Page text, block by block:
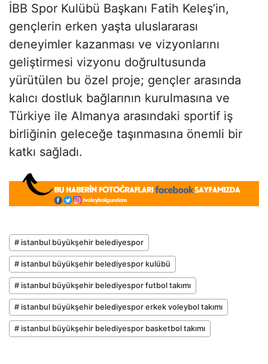
İBB Spor Kulübü Başkanı Fatih Keleş’in,
gençlerin erken yaşta uluslararası
deneyimler kazanması ve vizyonlarını
geliştirmesi vizyonu doğrultusunda
yürütülen bu özel proje; gençler arasında
kalıcı dostluk bağlarının kurulmasına ve
Türkiye ile Almanya arasındaki sportif iş
birliğinin geleceğe taşınmasına önemli bir
katkı sağladı.
# istanbul büyükşehir belediyespor
# istanbul büyükşehir belediyespor kulübü
# istanbul büyükşehir belediyespor futbol takımı
# istanbul büyükşehir belediyespor erkek voleybol takımı
# istanbul büyükşehir belediyespor basketbol takımı